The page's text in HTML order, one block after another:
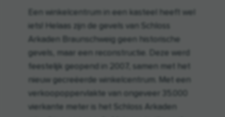
Een winkelcentrum in een kasteel heeft wel
iets! Helaas zijn de gevels van Schloss
Arkaden Braunschweig geen historische
gevels, maar een reconstructie. Deze werd
feestelijk geopend in 2007, samen met het
nieuw gecreëerde winkelcentrum. Met een
verkoopoppervlakte van ongeveer 35.000
vierkante meter is het Schloss Arkaden